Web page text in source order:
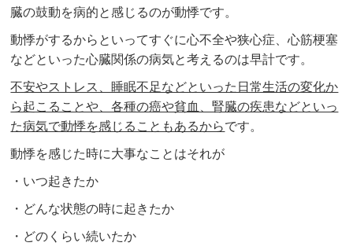
臓の鼓動を病的と感じるのが動悸です。
動悸がするからといってすぐに心不全や狭心症、心筋梗塞
などといった心臓関係の病気と考えるのは早計です。
不安やストレス、睡眠不足などといった日常生活の変化か
ら起こることや、各種の癌や貧血、腎臓の疾患などといっ
た病気で動悸を感じることもあるからです。
動悸を感じた時に大事なことはそれが
・いつ起きたか
・どんな状態の時に起きたか
・どのくらい続いたか